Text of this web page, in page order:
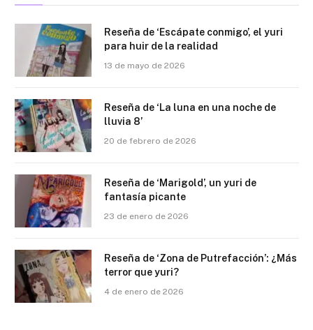
Reseña de ‘Escápate conmigo’, el yuri
para huir de la realidad
13 de mayo de 2026
Reseña de ‘La luna en una noche de
lluvia 8’
20 de febrero de 2026
Reseña de ‘Marigold’, un yuri de
fantasía picante
23 de enero de 2026
Reseña de ‘Zona de Putrefacción’: ¿Más
terror que yuri?
4 de enero de 2026